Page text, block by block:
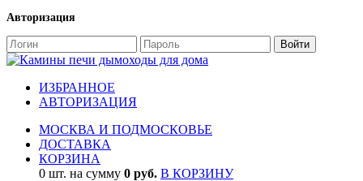
Авторизация
ИЗБРАННОЕ
АВТОРИЗАЦИЯ
МОСКВА И ПОДМОСКОВЬЕ
ДОСТАВКА
КОРЗИНА
0 шт. на сумму 0 руб. В КОРЗИНУ